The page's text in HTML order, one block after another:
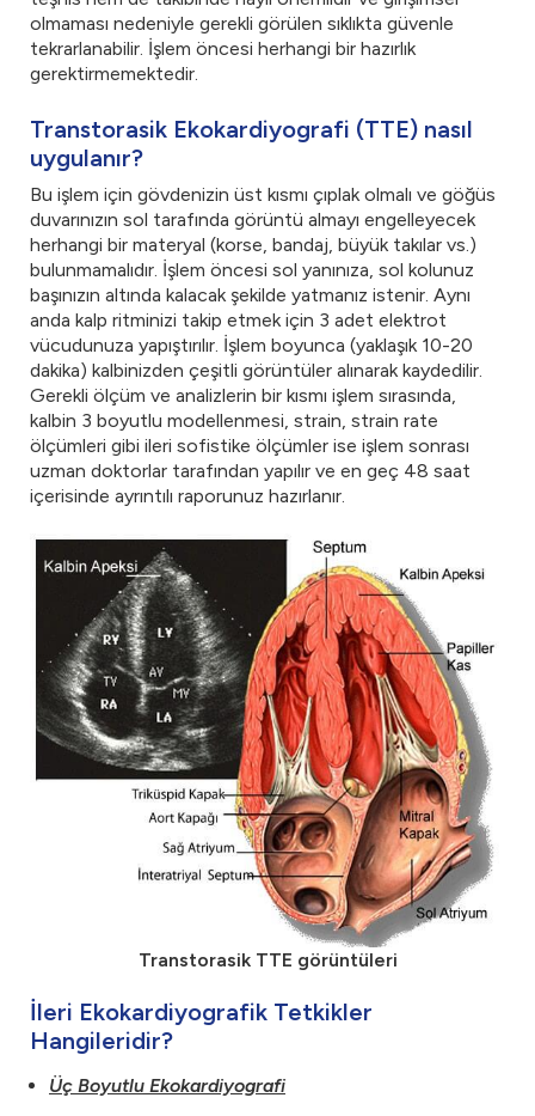
olmaması nedeniyle gerekli görülen sıklıkta güvenle
tekrarlanabilir. İşlem öncesi herhangi bir hazırlık
gerektirmemektedir.
Transtorasik Ekokardiyografi (TTE) nasıl
uygulanır?
Bu işlem için gövdenizin üst kısmı çıplak olmalı ve göğüs
duvarınızın sol tarafında görüntü almayı engelleyecek
herhangi bir materyal (korse, bandaj, büyük takılar vs.)
bulunmamalıdır. İşlem öncesi sol yanınıza, sol kolunuz
başınızın altında kalacak şekilde yatmanız istenir. Aynı
anda kalp ritminizi takip etmek için 3 adet elektrot
vücudunuza yapıştırılır. İşlem boyunca (yaklaşık 10-20
dakika) kalbinizden çeşitli görüntüler alınarak kaydedilir.
Gerekli ölçüm ve analizlerin bir kısmı işlem sırasında,
kalbin 3 boyutlu modellenmesi, strain, strain rate
ölçümleri gibi ileri sofistike ölçümler ise işlem sonrası
uzman doktorlar tarafından yapılır ve en geç 48 saat
içerisinde ayrıntılı raporunuz hazırlanır.
Transtorasik TTE görüntüleri
İleri Ekokardiyografik Tetkikler
Hangileridir?
Üç Boyutlu Ekokardiyografi